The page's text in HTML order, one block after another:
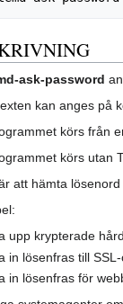
ask-password
kan anges på
körs från
körs utan
att hämta
upp krypterade
in lösenfras till
in lösenfras för